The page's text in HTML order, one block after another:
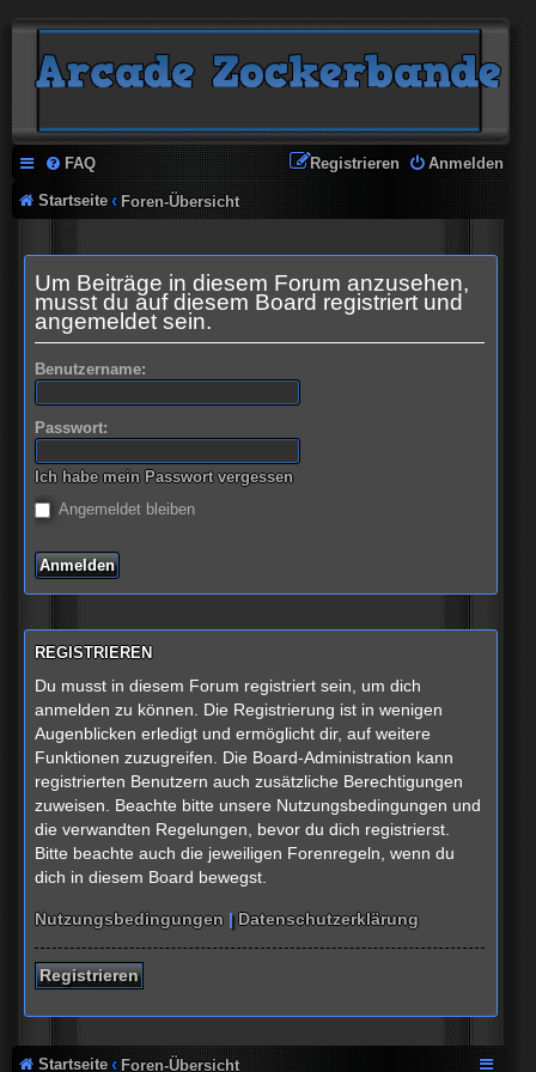
FAQ Anmelden
Registrieren
Startseite Foren-Übersicht
Um Beiträge in diesem Forum anzusehen,
musst du auf diesem Board registriert und
angemeldet sein.
Benutzername:
Passwort:
Ich habe mein Passwort vergessen
Angemeldet bleiben
REGISTRIEREN
Du musst in diesem Forum registriert sein, um dich
anmelden zu können. Die Registrierung ist in wenigen
Augenblicken erledigt und ermöglicht dir, auf weitere
Funktionen zuzugreifen. Die Board-Administration kann
registrierten Benutzern auch zusätzliche Berechtigungen
zuweisen. Beachte bitte unsere Nutzungsbedingungen und
die verwandten Regelungen, bevor du dich registrierst.
Bitte beachte auch die jeweiligen Forenregeln, wenn du
dich in diesem Board bewegst.
Nutzungsbedingungen |Datenschutzerklärung
Registrieren
Startseite Foren-Übersicht